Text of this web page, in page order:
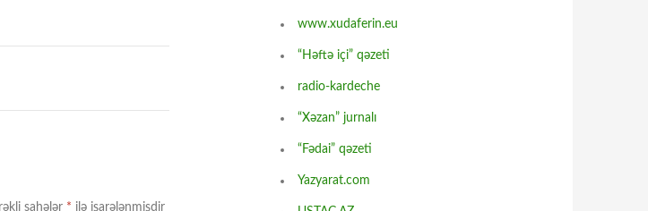
sahələr * ilə işarələnmişdir
www.xudaferin.eu
“Həftə içi” qəzeti
radio-kardeche
“Xəzan” jurnalı
“Fədai” qəzeti
Yazyarat.com